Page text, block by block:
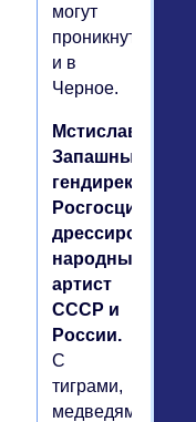
могут
проникнуть
и в
Черное.
Мстислав
Запашный,
гендиректор
Росгосцирка,
дрессировщик,
народный
артист
СССР и
России.
С
тиграми,
медведями